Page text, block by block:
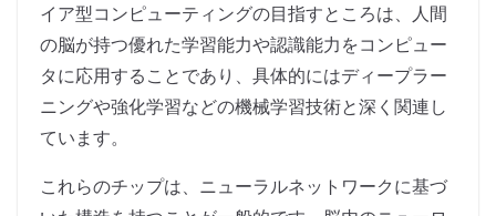
イア型コンピューティングの目指すところは、人間
の脳が持つ優れた学習能力や認識能力をコンピュー
タに応用することであり、具体的にはディープラー
ニングや強化学習などの機械学習技術と深く関連し
ています。
これらのチップは、ニューラルネットワークに基づ